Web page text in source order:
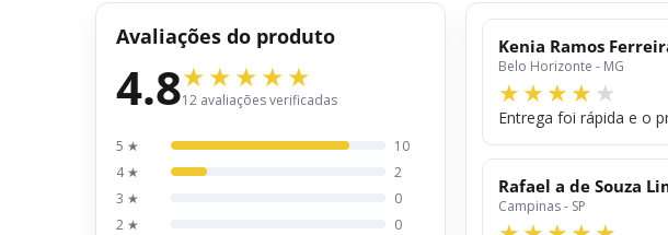
Avaliações do produto
4.812 avaliações verificadas
5 ★
10
4 ★
2
3 ★
0
2 ★
0
Kenia Ramos
Belo Horizonte - MG
Entrega foi rápida e o
Rafael a de Souza
Campinas - SP